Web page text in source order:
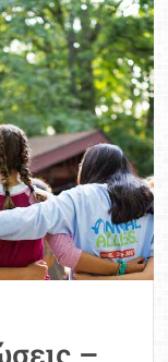
Επαγγελματικής
Εκπαίδευσης
και
Κατάρτισης
(ΦΕΚ)
|
14.12.21
–